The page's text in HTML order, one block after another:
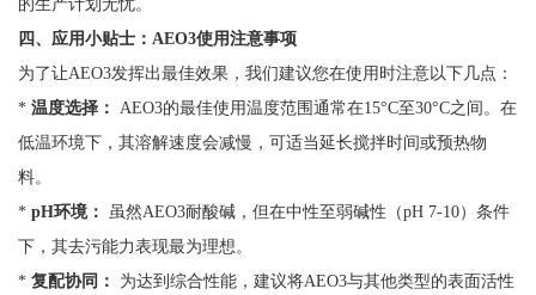
四、应用小贴士：AEO3使用注意事项
为了让AEO3发挥出最佳效果，我们建议您在使用时注意以下几点：
* 温度选择：
AEO3的最佳使用温度范围通常在15°C至30°C之间。在
低温环境下，其溶解速度会减慢，可适当延长搅拌时间或预热物
料。
* pH环境：
虽然AEO3耐酸碱，但在中性至弱碱性（pH 7-10）条件
下，其去污能力表现最为理想。
* 复配协同：
为达到综合性能，建议将AEO3与其他类型的表面活性